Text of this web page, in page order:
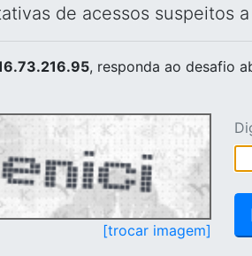
de acessos suspeitos
, responda ao desafio
[trocar imagem]